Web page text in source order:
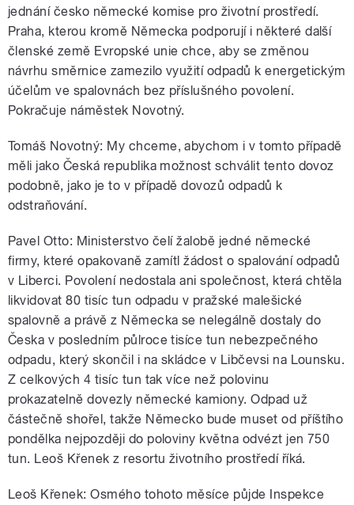
jednání česko německé komise pro životní prostředí.
Praha, kterou kromě Německa podporují i některé další
členské země Evropské unie chce, aby se změnou
návrhu směrnice zamezilo využití odpadů k energetickým
účelům ve spalovnách bez příslušného povolení.
Pokračuje náměstek Novotný.
Tomáš Novotný: My chceme, abychom i v tomto případě
měli jako Česká republika možnost schválit tento dovoz
podobně, jako je to v případě dovozů odpadů k
odstraňování.
Pavel Otto: Ministerstvo čelí žalobě jedné německé
firmy, které opakovaně zamítl žádost o spalování odpadů
v Liberci. Povolení nedostala ani společnost, která chtěla
likvidovat 80 tisíc tun odpadu v pražské malešické
spalovně a právě z Německa se nelegálně dostaly do
Česka v posledním půlroce tisíce tun nebezpečného
odpadu, který skončil i na skládce v Libčevsi na Lounsku.
Z celkových 4 tisíc tun tak více než polovinu
prokazatelně dovezly německé kamiony. Odpad už
částečně shořel, takže Německo bude muset od příštího
pondělka nejpozději do poloviny května odvézt jen 750
tun. Leoš Křenek z resortu životního prostředí říká.
Leoš Křenek: Osmého tohoto měsíce půjde Inspekce